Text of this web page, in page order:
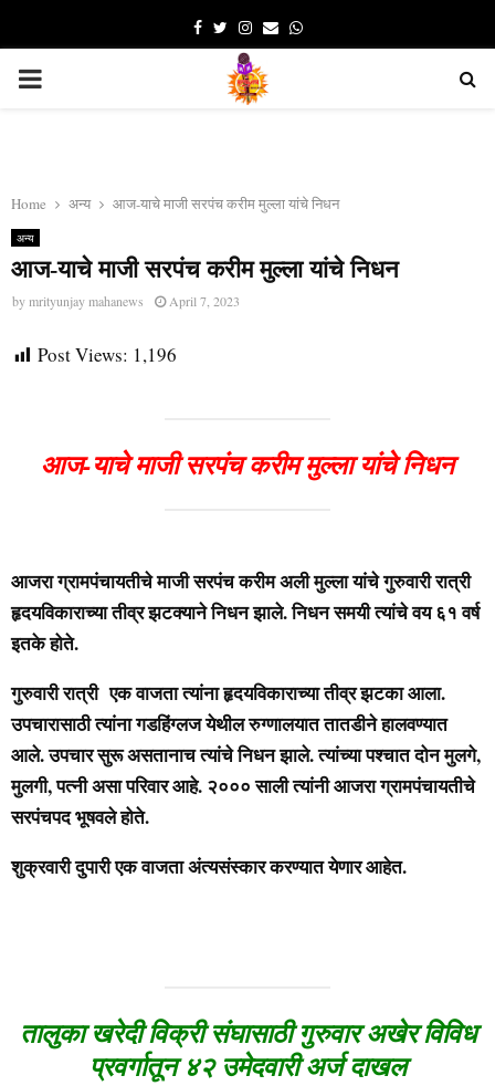
Facebook
TwitterInstagram
EmailWhatsapp
PRIMARY
Home अन्य आज-याचे माजी सरपंच करीम मुल्ला यांचे निधन
अन्य
आज-याचे माजी सरपंच करीम मुल्ला यांचे निधन
by mrityunjay mahanews April 7, 2023
Post Views: 1,196
आज-याचे माजी सरपंच करीम मुल्ला यांचे निधन
आजरा ग्रामपंचायतीचे माजी सरपंच करीम अली मुल्ला यांचे गुरुवारी रात्री
हृदयविकाराच्या तीव्र झटक्याने निधन झाले. निधन समयी त्यांचे वय ६१ वर्ष
इतके होते.
गुरुवारी रात्री एक वाजता त्यांना हृदयविकाराच्या तीव्र झटका आला.
उपचारासाठी त्यांना गडहिंग्लज येथील रुग्णालयात तातडीने हालवण्यात
आले. उपचार सुरू असतानाच त्यांचे निधन झाले. त्यांच्या पश्चात दोन मुलगे,
मुलगी, पत्नी असा परिवार आहे. २००० साली त्यांनी आजरा ग्रामपंचायतीचे
सरपंचपद भूषवले होते.
शुक्रवारी दुपारी एक वाजता अंत्यसंस्कार करण्यात येणार आहेत.
तालुका खरेदी विक्री संघासाठी गुरुवार अखेर विविध
प्रवर्गातून ४२ उमेदवारी अर्ज दाखल